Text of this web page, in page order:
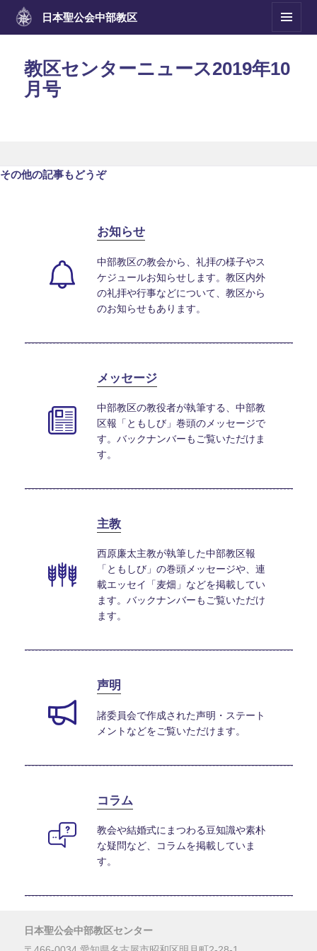
日本聖公会中部教区
メニュ
ィジェ
ット
教区センターニュース2019年10
月号
その他の記事もどうぞ
お知らせ
中部教区の教会から、礼拝の様子やス
ケジュールお知らせします。教区内外
の礼拝や行事などについて、教区から
のお知らせもあります。
メッセージ
中部教区の教役者が執筆する、中部教
区報「ともしび」巻頭のメッセージで
す。バックナンバーもご覧いただけま
す。
主教
西原廉太主教が執筆した中部教区報
「ともしび」の巻頭メッセージや、連
載エッセイ「麦畑」などを掲載してい
ます。バックナンバーもご覧いただけ
ます。
声明
諸委員会で作成された声明・ステート
メントなどをご覧いただけます。
コラム
教会や結婚式にまつわる豆知識や素朴
な疑問など、コラムを掲載していま
す。
日本聖公会中部教区センター